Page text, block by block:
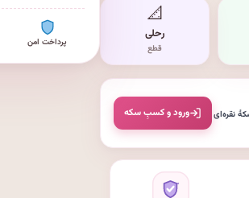
📐
رحلی
قطع
ورود و کسبِ سکه
پرداخت امن